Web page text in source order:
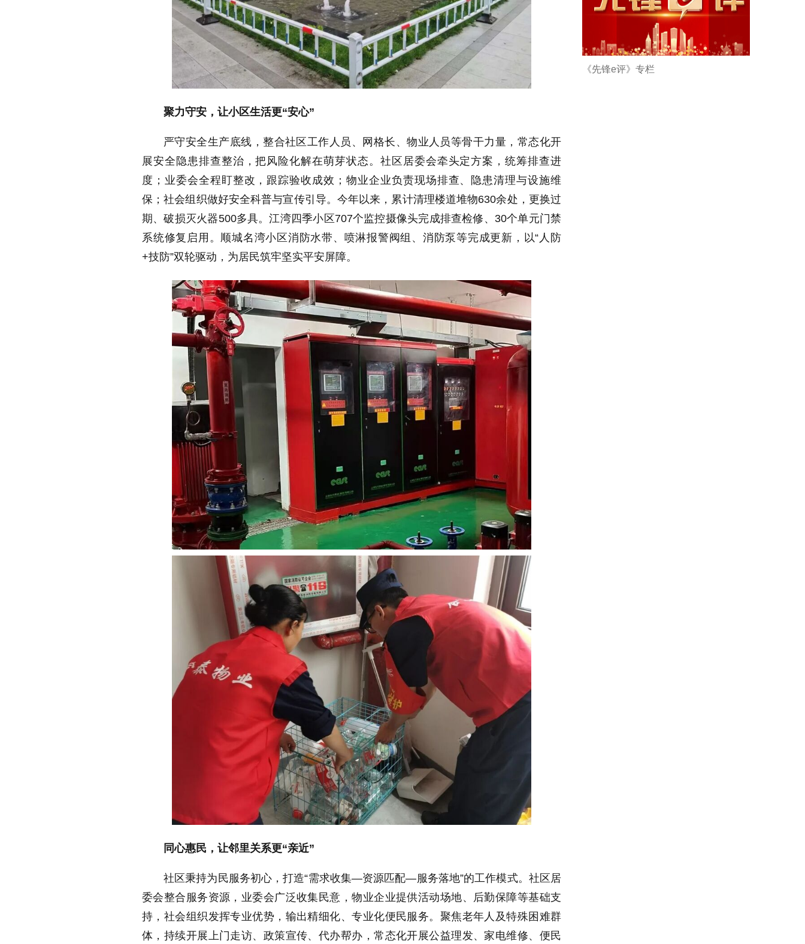
聚力守安，让小区生活更“安心”
严守安全生产底线，整合社区工作人员、网格长、物业人员等骨干力量，常态化开
展安全隐患排查整治，把风险化解在萌芽状态。社区居委会牵头定方案，统筹排查进
度；业委会全程盯整改，跟踪验收成效；物业企业负责现场排查、隐患清理与设施维
保；社会组织做好安全科普与宣传引导。今年以来，累计清理楼道堆物630余处，更换过
期、破损灭火器500多具。江湾四季小区707个监控摄像头完成排查检修、30个单元门禁
系统修复启用。顺城名湾小区消防水带、喷淋报警阀组、消防泵等完成更新，以“人防
+技防”双轮驱动，为居民筑牢坚实平安屏障。
同心惠民，让邻里关系更“亲近”
社区秉持为民服务初心，打造“需求收集—资源匹配—服务落地”的工作模式。社区居
委会整合服务资源，业委会广泛收集民意，物业企业提供活动场地、后勤保障等基础支
持，社会组织发挥专业优势，输出精细化、专业化便民服务。聚焦老年人及特殊困难群
体，持续开展上门走访、政策宣传、代办帮办，常态化开展公益理发、家电维修、便民
《先锋e评》专栏